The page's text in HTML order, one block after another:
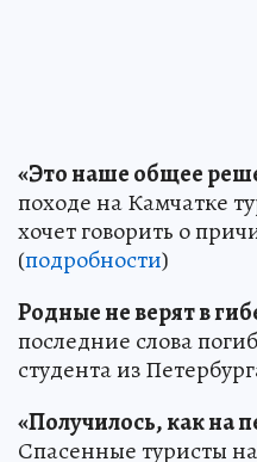
«Это наше общее
походе на Камчатке
хочет говорить о
(подробности)
Родные не верят в
последние слова
студента из
«Получилось, как на
Спасенные туристы